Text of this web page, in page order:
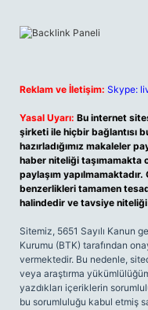
Reklam ve İletişim: Skype:
Yasal Uyarı: Bu internet
şirketi ile hiçbir bağlantısı
hazırladığımız makaleler
haber niteliği taşımamakta
paylaşım
benzerlikleri tamamen
halindedir ve tavsiye niteliği
Sitemiz, 5651 Sayılı Kanun
Kurumu (BTK) tarafından
vermektedir. Bu nedenle,
veya araştırma
yazdıkları içeriklerin
bu sorumluluğu kabul etmiş